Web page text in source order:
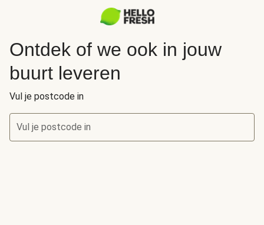
Ontdek of we ook in jouw
buurt leveren
Vul je postcode in
Vul je postcode in